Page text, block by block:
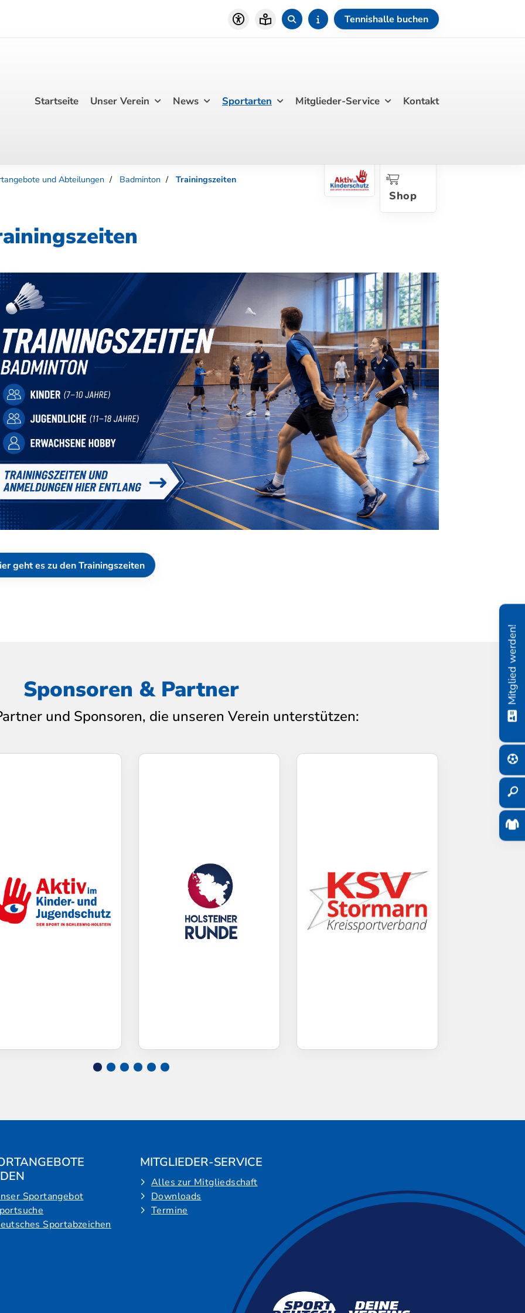
Tennishalle buchen
Startseite Unser Verein News Sportarten Mitglieder-Service Kontakt
Shop
und Abteilungen Badminton Trainingszeiten
geht es zu den Trainingszeiten
Sponsoren & Partner
und Sponsoren, die unseren Verein unterstützen:
Sportangebot
Sportabzeichen
MITGLIEDER-SERVICE
Alles zur Mitgliedschaft
Downloads
Termine
Mitglied werden!
Mitglieder-Service
Downloads
Termine
Geschäftsstelle
TSV Glinde von 1930 e. V.
Am Sportplatz 98a
21509 Glinde
040 - 710 72 15
info@tsv-glinde.de